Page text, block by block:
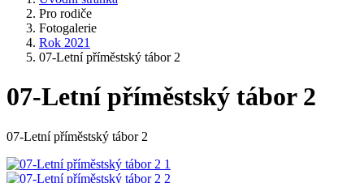
Pro rodiče
Fotogalerie
Rok 2021
07-Letní příměstský tábor 2
07-Letní příměstský tábor 2
07-Letní příměstský tábor 2